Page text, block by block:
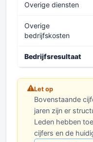
Overige diensten
Overige
bedrijfskosten
Bedrijfsresultaat
Let op
Bovenstaande
jaren zijn er
Leden hebben
cijfers en de